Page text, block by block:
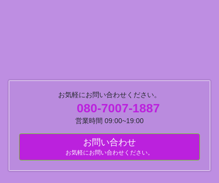
お気軽にお問い合わせください。
080-7007-1887
営業時間 09:00~19:00
お問い合わせ
お気軽にお問い合わせください。